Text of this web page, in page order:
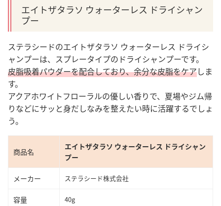
エイトザタラソ ウォーターレス ドライシャン
プー
ステラシードのエイトザタラソ ウォーターレス ドライシ
ャンプーは、スプレータイプのドライシャンプーです。
皮脂吸着パウダーを配合しており、余分な皮脂をケアしま
す。
アクアホワイトフローラルの優しい香りで、夏場やジム帰
りなどにサッと身だしなみを整えたい時に活躍するでしょ
う。
商品名
エイトザタラソ ウォーターレス ドライシャン
プー
メーカー ステラシード株式会社
容量 40g